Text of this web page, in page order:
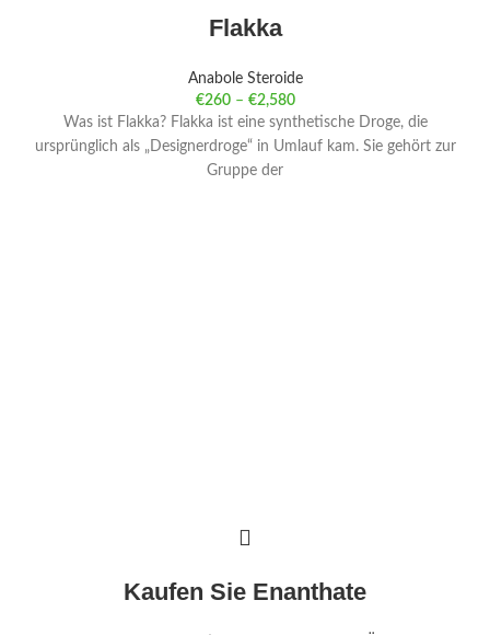
Flakka
Anabole Steroide
€260 – €2,580
Was ist Flakka? Flakka ist eine synthetische Droge, die
ursprünglich als „Designerdroge“ in Umlauf kam. Sie gehört zur
Gruppe der
Kaufen Sie Enanthate